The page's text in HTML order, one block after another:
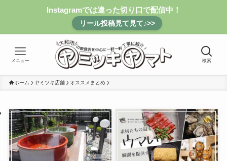
Instagramでは違った切り口で配信中！
リール投稿見て見て♪>>
検索
メニュー
ホーム ヤミツキ店舗 オススメまとめ